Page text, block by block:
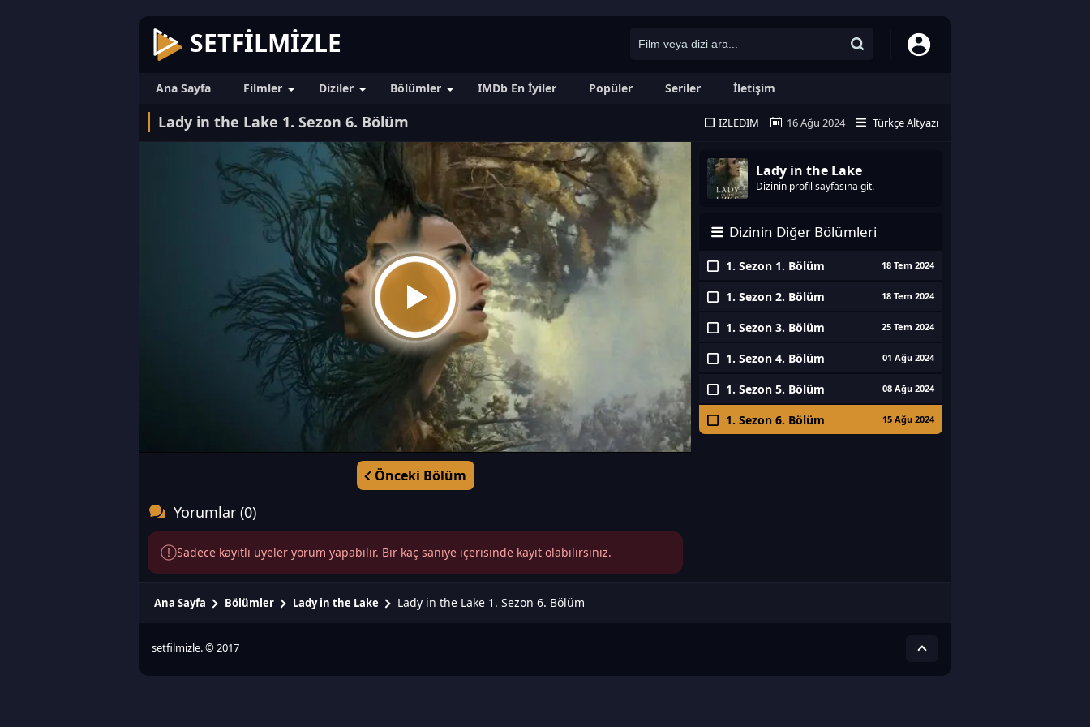
SETFILMIZLE
Ana Sayfa Filmler Diziler Bölümler IMDb En İyiler Popüler Seriler İletişim
Lady in the Lake 1. Sezon 6. Bölüm İZLEDIM 16 Ağu 2024 Türkçe Altyazı
Önceki Bölüm
Lady in the Lake
Dizinin profil sayfasına git.
Dizinin Diğer Bölümleri
1. Sezon 1. Bölüm 18 Tem 2024
1. Sezon 2. Bölüm 18 Tem 2024
1. Sezon 3. Bölüm 25 Tem 2024
1. Sezon 4. Bölüm 01 Ağu 2024
1. Sezon 5. Bölüm 08 Ağu 2024
1. Sezon 6. Bölüm 15 Ağu 2024
Yorumlar (0)
Sadece kayıtlı üyeler yorum yapabilir. Bir kaç saniye içerisinde kayıt olabilirsiniz.
Ana Sayfa Bölümler Lady in the Lake Lady in the Lake 1. Sezon 6. Bölüm
setfilmizle. © 2017